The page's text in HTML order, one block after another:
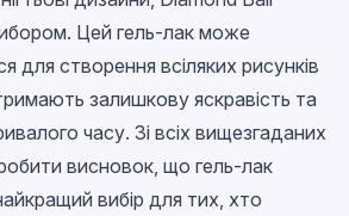
Цей гель-лак може
для створення всіляких рисунків
залишкову яскравість та
часу. Зі всіх вищезгаданих
висновок, що гель-лак
вибір для тих, хто